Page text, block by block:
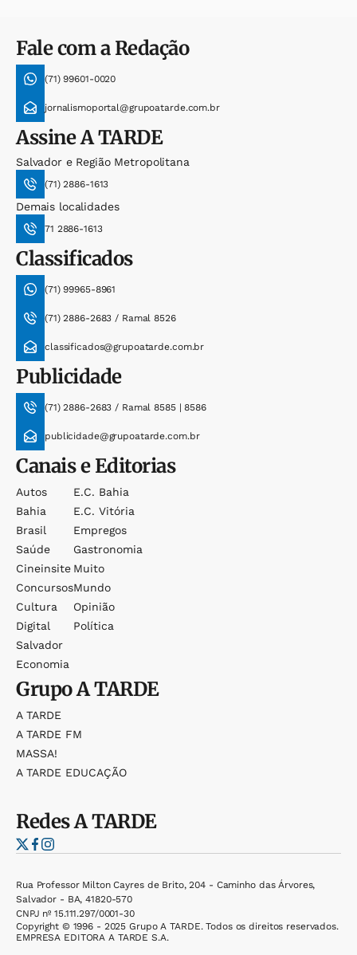
Fale com a Redação
(71) 99601-0020
jornalismoportal@grupoatarde.com.br
AssineA TARDE
Salvador e Região Metropolitana
(71) 2886-1613
Demais localidades
71 2886-1613
Classificados
(71) 99965-8961
(71) 2886-2683 / Ramal 8526
classificados@grupoatarde.com.br
Publicidade
(71) 2886-2683 / Ramal 8585 | 8586
publicidade@grupoatarde.com.br
Canais e Editorias
Autos
Bahia
Brasil
Saúde
Cineinsite
Concursos
Cultura
Digital
Salvador
Economia
E.c. Bahia
E.c. Vitória
Empregos
Gastronomia
Muito
Mundo
Opinião
Política
GrupoA TARDE
A TARDE
A TARDE FM
MASSA!
A TARDE EDUCAÇÃO
RedesA TARDE
Rua Professor Milton Cayres de Brito, 204 - Caminho das Árvores,
Salvador - BA, 41820-570
CNPJ nº 15.111.297/0001-30
Copyright © 1996 - 2025 Grupo A TARDE. Todos os direitos reservados.
EMPRESA EDITORA A TARDE S.A.